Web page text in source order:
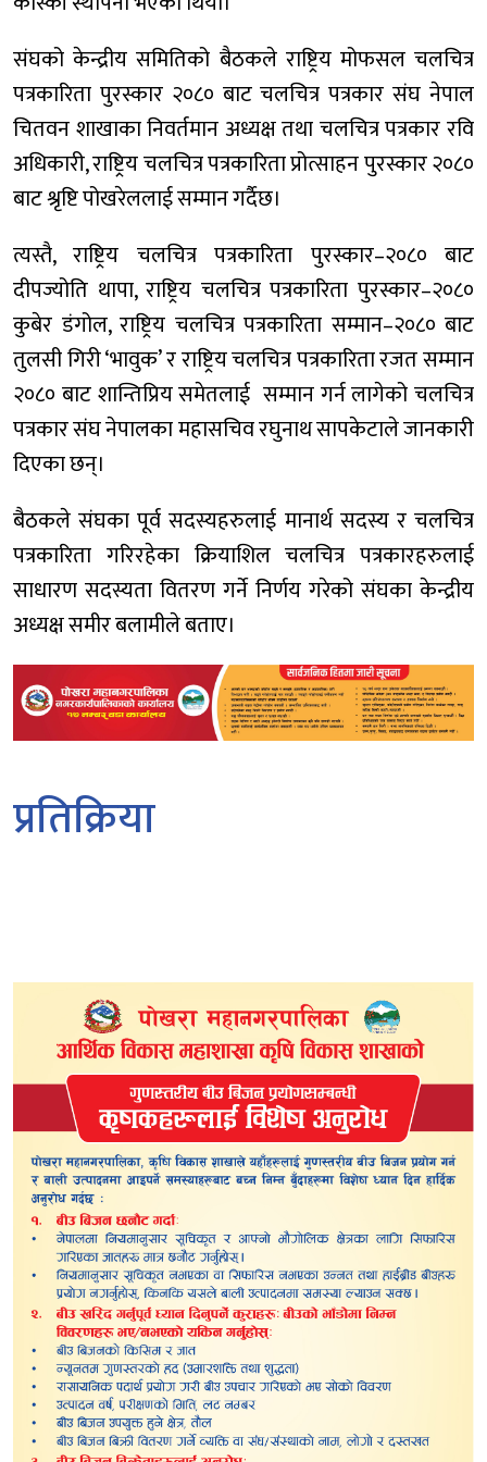
संघको केन्द्रीय समितिको बैठकले राष्ट्रिय मोफसल चलचित्र
पत्रकारिता पुरस्कार २०८० बाट चलचित्र पत्रकार संघ नेपाल
चितवन शाखाका निवर्तमान अध्यक्ष तथा चलचित्र पत्रकार रवि
अधिकारी, राष्ट्रिय चलचित्र पत्रकारिता प्रोत्साहन पुरस्कार २०८०
बाट श्रृष्टि पोखरेललाई सम्मान गर्दैछ।
त्यस्तै, राष्ट्रिय चलचित्र पत्रकारिता पुरस्कार–२०८० बाट
दीपज्योति थापा, राष्ट्रिय चलचित्र पत्रकारिता पुरस्कार–२०८०
कुबेर डंगोल, राष्ट्रिय चलचित्र पत्रकारिता सम्मान–२०८० बाट
तुलसी गिरी ‘भावुक’ र राष्ट्रिय चलचित्र पत्रकारिता रजत सम्मान
२०८० बाट शान्तिप्रिय समेतलाई सम्मान गर्न लागेको चलचित्र
पत्रकार संघ नेपालका महासचिव रघुनाथ सापकेटाले जानकारी
दिएका छन्।
बैठकले संघका पूर्व सदस्यहरुलाई मानार्थ सदस्य र चलचित्र
पत्रकारिता गरिरहेका क्रियाशिल चलचित्र पत्रकारहरुलाई
साधारण सदस्यता वितरण गर्ने निर्णय गरेको संघका केन्द्रीय
अध्यक्ष समीर बलामीले बताए।
प्रतिक्रिया